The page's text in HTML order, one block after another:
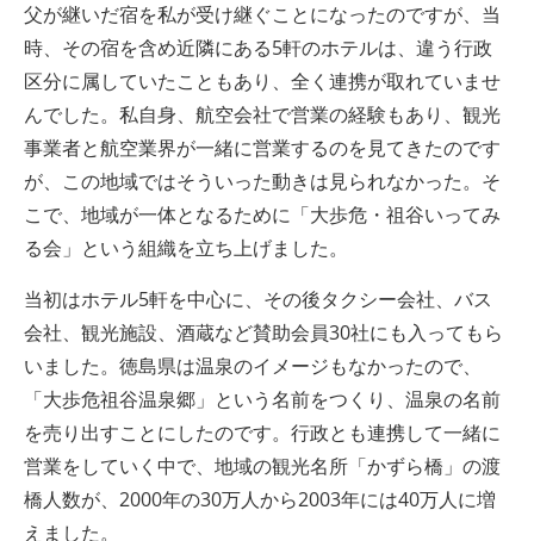
父が継いだ宿を私が受け継ぐことになったのですが、当
時、その宿を含め近隣にある5軒のホテルは、違う行政
区分に属していたこともあり、全く連携が取れていませ
んでした。私自身、航空会社で営業の経験もあり、観光
事業者と航空業界が一緒に営業するのを見てきたのです
が、この地域ではそういった動きは見られなかった。そ
こで、地域が一体となるために「大歩危・祖谷いってみ
る会」という組織を立ち上げました。
当初はホテル5軒を中心に、その後タクシー会社、バス
会社、観光施設、酒蔵など賛助会員30社にも入ってもら
いました。徳島県は温泉のイメージもなかったので、
「大歩危祖谷温泉郷」という名前をつくり、温泉の名前
を売り出すことにしたのです。行政とも連携して一緒に
営業をしていく中で、地域の観光名所「かずら橋」の渡
橋人数が、2000年の30万人から2003年には40万人に増
えました。